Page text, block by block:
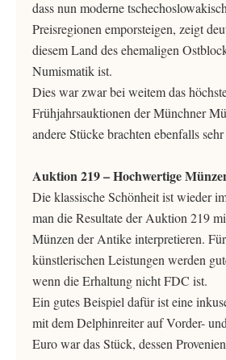
dass nun moderne
Preisregionen emporsteigen, zeigt
diesem Land des ehemaligen
Numismatik ist.
Dies war zwar bei weitem das
Frühjahrsauktionen der Münchner
andere Stücke brachten ebenfalls
Auktion 219 – Hochwertige
Die klassische Schönheit ist wieder
man die Resultate der Auktion 219
Münzen der Antike interpretieren.
künstlerischen Leistungen werden
wenn die Erhaltung nicht FDC ist.
Ein gutes Beispiel dafür ist eine
mit dem Delphinreiter auf Vorder-
Euro war das Stück, dessen